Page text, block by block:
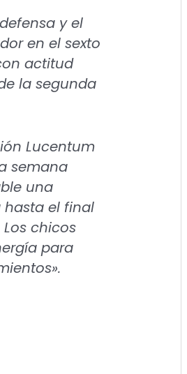
y el
en el sexto
actitud
la segunda
Lucentum
semana
una
el final
chicos
para